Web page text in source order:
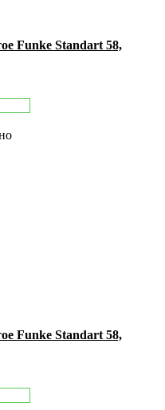
Funke Standart 58,
Funke Standart 58,